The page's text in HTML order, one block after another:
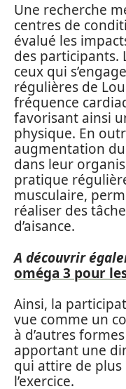
Une recherche
centres de
évalué les
des participants.
ceux qui
régulières de
fréquence
favorisant ainsi
physique. En
augmentation
dans leur
pratique
musculaire,
réaliser des
d’aisance.
A découvrir
oméga 3 pour
Ainsi, la
vue comme un
à d’autres
apportant une
qui attire de plus
l’exercice.